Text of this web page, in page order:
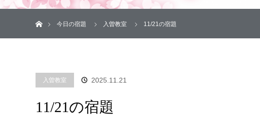
今日の宿題
入曽教室 11/21の宿題
入曽教室 2025.11.21
11/21の宿題